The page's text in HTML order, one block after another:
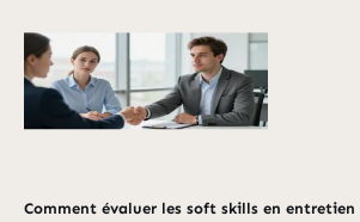
Comment évaluer les soft skills en entretien